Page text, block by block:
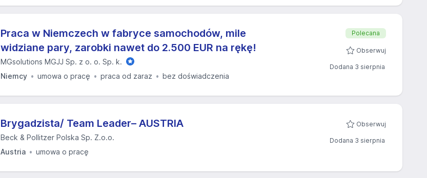
Praca w Niemczech w fabryce samochodów, mile
widziane pary, zarobki nawet do 2.500 EUR na rękę!
MGsolutions MGJJ Sp. z o. o. Sp. k.
Niemcy
umowa o pracę praca od zaraz bez doświadczenia
Polecana
Obserwuj
Dodana 3 sierpnia
Brygadzista/ Team Leader– AUSTRIA
Beck & Pollitzer Polska Sp. Z.o.o.
Austria
umowa o pracę
Obserwuj
Dodana 3 sierpnia